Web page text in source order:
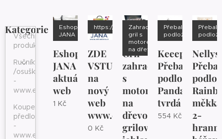
Kategorie
Všechny
produkty
Ručníky
/osušky
-
www.eshopjana.cz
Koupelnové
předložky
-
www.eshopjana.cz
Eshop
JANA
aktuální
web
Eshop
JANA
1 Kč
ZDE
VSTUPTE
na
nový
web
www.eshopjana.cz
https://www.eshopjana.cz/
0 Kč
Gril
zahradní
s
motorem
na
dřevo,
grilovací
Zahradní
gril s
motorem
na dřevo
Keeeper
Přebalovací
podložka
Panda
tvrdá
Přebalovací
podložka
554Kč
Nellys
měkká
2-